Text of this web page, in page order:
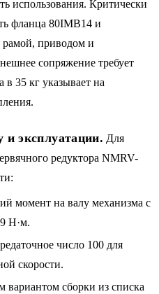
использования. Критически
фланца 80IMB14 и
рамой, приводом и
сопряжение требует
35 кг указывает на
и эксплуатации. Для
редуктора NMRV-
момент на валу механизма с
Н·м.
число 100 для
скорости.
сборки из списка